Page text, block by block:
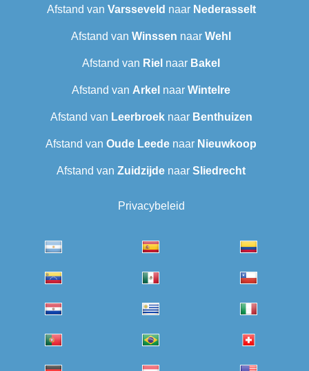
Afstand van Varsseveld naar Nederasselt
Afstand van Winssen naar Wehl
Afstand van Riel naar Bakel
Afstand van Arkel naar Wintelre
Afstand van Leerbroeknaar Benthuizen
Afstand van Oude Leede naar Nieuwkoop
Afstand van Zuidzijde naar Sliedrecht
Privacybeleid